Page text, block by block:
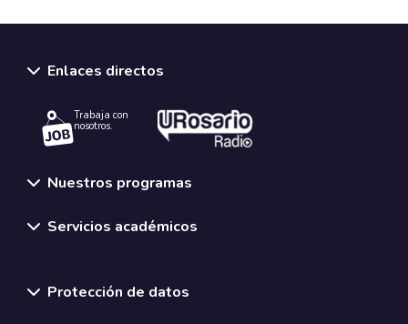
Enlaces directos
Trabaja con
nosotros.
Nuestros programas
Servicios académicos
Protección de datos